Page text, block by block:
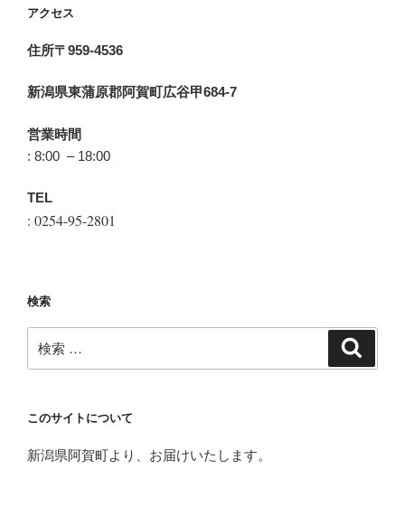
アクセス
住所〒959-4536
新潟県東蒲原郡阿賀町広谷甲684-7
営業時間
: 8:00 – 18:00
TEL
: 0254-95-2801
検索
索:
このサイトについて
新潟県阿賀町より、お届けいたします。